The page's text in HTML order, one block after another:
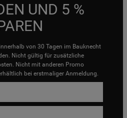
UND 5 %
von 30 Tagen im Bauknecht
Nicht gültig für zusätzliche
Nicht mit anderen Promo
bei erstmaliger Anmeldung.